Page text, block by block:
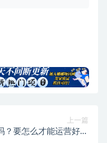
上一篇
？要怎么才能运营好小